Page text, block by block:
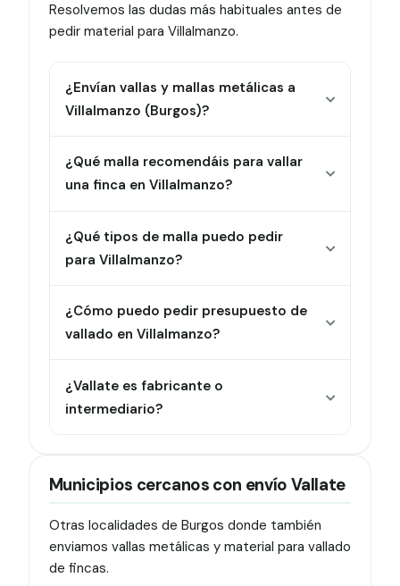
Resolvemos las dudas más habituales antes de
pedir material para Villalmanzo.
¿Envían vallas y mallas metálicas a
Villalmanzo (Burgos)?
¿Qué malla recomendáis para vallar
una finca en Villalmanzo?
¿Qué tipos de malla puedo pedir
para Villalmanzo?
¿Cómo puedo pedir presupuesto de
vallado en Villalmanzo?
¿Vallate es fabricante o
intermediario?
Municipios cercanos con envío Vallate
Otras localidades de Burgos donde también
enviamos vallas metálicas y material para vallado
de fincas.